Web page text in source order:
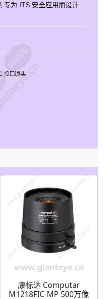
专为 ITS 安全应用而设计
康标达 Computar
M1218FIC-MP 500万像